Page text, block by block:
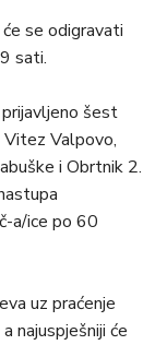
se odigravati
sati.
šest
Valpovo,
i Obrtnik 2.
a/ice po 60
uz praćenje
najuspješniji će